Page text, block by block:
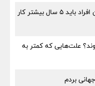
شرط جدید بازنشستگی اجرایی شد؛ این افراد باید ۵ سال بیشتر کار
علت‌هایی که کمتر به
بردم